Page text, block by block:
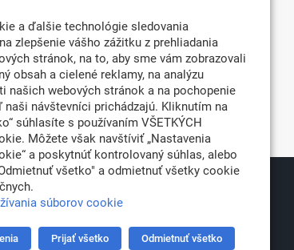
dane na ruskú ropu. Na
ruskej ropy v dvoch rôznych
dani“ ide z pohľadu …
Novšie správy →
Partner:
a ďalšie technológie sledovania
zlepšenie vášho zážitku z prehliadania
stránok, na to, aby sme vám zobrazovali
obsah a cielené reklamy, na analýzu
našich webových stránok a na pochopenie
naši návštevníci prichádzajú. Kliknutím na
súhlasíte s používaním VŠETKÝCH
Môžete však navštíviť „Nastavenia
a poskytnúť kontrolovaný súhlas, alebo
všetko" a odmietnuť všetky cookie
súborov cookie
Prijať všetko Odmietnuť všetko